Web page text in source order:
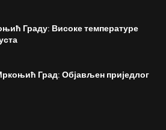
Граду: Високе температуре
Град: Објављен приједлог